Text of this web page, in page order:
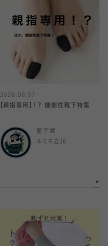
2026.08.07
【親指専用】！？ 機能性靴下特集
靴下屋
ルミネ立川